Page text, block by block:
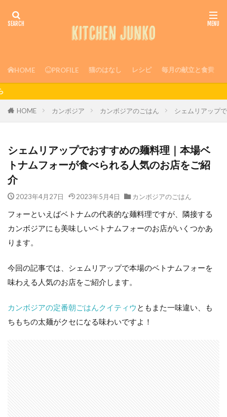
HOME PROFILE 猫のはなし レシピ 毎月の献立と食費
HOME カンボジア カンボジアのごはん シェムリアップ
シェムリアップでおすすめの麺料理｜本場ベ
トナムフォーが食べられる人気のお店をご紹
介
2023年4月27日 2023年5月4日 カンボジアのごはん
フォーといえばベトナムの代表的な麺料理ですが、隣接する
カンボジアにも美味しいベトナムフォーのお店がいくつかあ
ります。
今回の記事では、シェムリアップで本場のベトナムフォーを
味わえる人気のお店をご紹介します。
カンボジアの定番朝ごはんクイティウ ともまた一味違い、も
ちもちの太麺がクセになる味わいですよ！